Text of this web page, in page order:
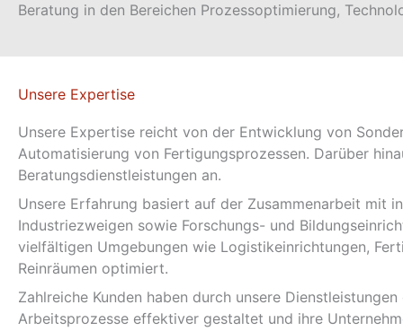
Beratung in den Bereichen Prozessoptimierung,
Unsere Expertise
Unsere Expertise reicht von der Entwicklung von
Automatisierung von Fertigungsprozessen. Darüber
Beratungsdienstleistungen an.
Unsere Erfahrung basiert auf der Zusammenarbeit mit
Industriezweigen sowie Forschungs- und
vielfältigen Umgebungen wie Logistikeinrichtungen,
Reinräumen optimiert.
Zahlreiche Kunden haben durch unsere
Arbeitsprozesse effektiver gestaltet und ihre